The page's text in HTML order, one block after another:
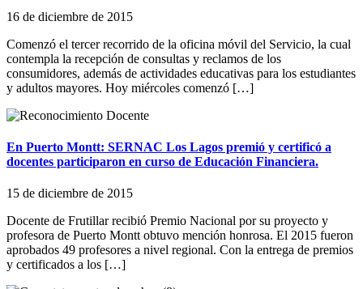
16 de diciembre de 2015
Comenzó el tercer recorrido de la oficina móvil del Servicio, la cual
contempla la recepción de consultas y reclamos de los
consumidores, además de actividades educativas para los estudiantes
y adultos mayores. Hoy miércoles comenzó […]
En Puerto Montt: SERNAC Los Lagos premió y certificó a
docentes participaron en curso de Educación Financiera.
15 de diciembre de 2015
Docente de Frutillar recibió Premio Nacional por su proyecto y
profesora de Puerto Montt obtuvo mención honrosa. El 2015 fueron
aprobados 49 profesores a nivel regional. Con la entrega de premios
y certificados a los […]